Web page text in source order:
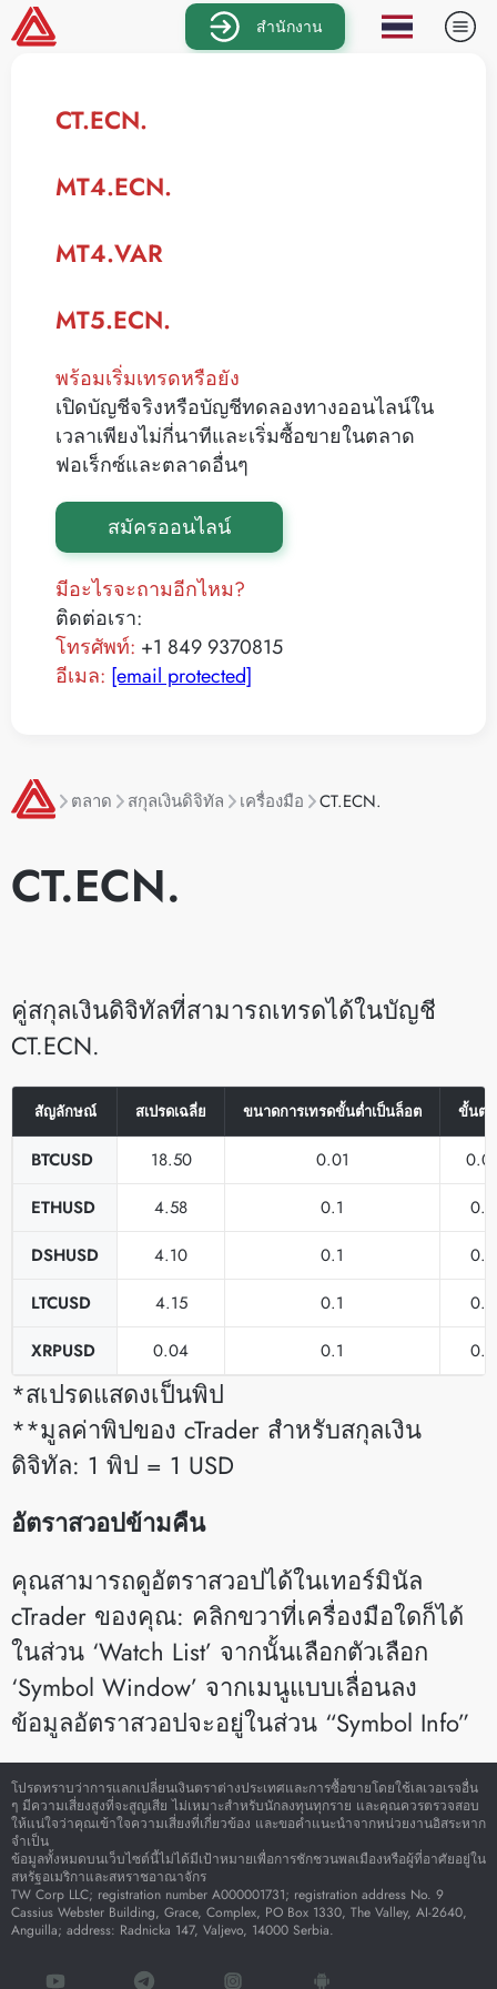
สำนักงาน
CT.ECN.
MT4.ECN.
MT4.VAR
MT5.ECN.
พร้อมเริ่มเทรดหรือยัง
เปิดบัญชีจริงหรือบัญชีทดลองทางออนไลน์ใน
เวลาเพียงไม่กี่นาทีและเริ่มซื้อขายในตลาด
ฟอเร็กซ์และตลาดอื่นๆ
สมัครออนไลน์
มีอะไรจะถามอีกไหม?
ติดต่อเรา:
โทรศัพท์: +1 849 9370815
อีเมล: [email protected]
ตลาด สกุลเงินดิจิทัล เครื่องมือ CT.ECN.
CT.ECN.
คู่สกุลเงินดิจิทัลที่สามารถเทรดได้ในบัญชี
CT.ECN.
สัญลักษณ์ สเปรดเฉลี่ย ขนาดการเทรดขั้นต่ำเป็นล็อต ขั้นต
BTCUSD 18.50 0.01
ETHUSD
4.58 0.1
0.1
DSHUSD
4.10 0.1
0.1
LTCUSD
4.15 0.1
0.1
XRPUSD
0.04 0.1 0.1
*สเปรดแสดงเป็นพิป
**มูลค่าพิปของ cTrader สำหรับสกุลเงิน
ดิจิทัล: 1 พิป = 1 USD
อัตราสวอปข้ามคืน
คุณสามารถดูอัตราสวอปได้ในเทอร์มินัล
cTrader ของคุณ: คลิกขวาที่เครื่องมือใดก็ได้
ในส่วน ‘Watch List’ จากนั้นเลือกตัวเลือก
‘Symbol Window’ จากเมนูแบบเลื่อนลง
ข้อมูลอัตราสวอปจะอยู่ในส่วน “Symbol Info”
โปรดทราบว่าการแลกเปลี่ยนเงินตราต่างประเทศและการซื้อขายโดยใช้เลเวอเรจอื่น
ๆ มีความเสี่ยงสูงที่จะสูญเสีย ไม่เหมาะสำหรับนักลงทุนทุกราย และคุณควรตรวจสอบ
ให้แน่ใจว่าคุณเข้าใจความเสี่ยงที่เกี่ยวข้อง และขอคำแนะนำจากหน่วยงานอิสระหาก
จำเป็น
ข้อมูลทั้งหมดบนเว็บไซต์นี้ไม่ได้มีเป้าหมายเพื่อการชักชวนพลเมืองหรือผู้ที่อาศัยอยู่ใน
สหรัฐอเมริกาและสหราชอาณาจักร
TW Corp LLC; registration number A000001731; registration address No. 9
Cassius Webster Building, Grace, Complex, PO Box 1330, The Valley, AI-2640,
Anguilla; address: Radnicka 147, Valjevo, 14000 Serbia.